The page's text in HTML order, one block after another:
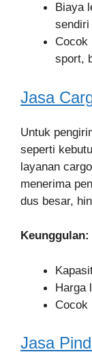
Biaya
sendiri
Cocok
sport,
Jasa
Untuk
seperti
layanan
menerima
dus besar,
Keunggulan:
Harga
Cocok
Jasa